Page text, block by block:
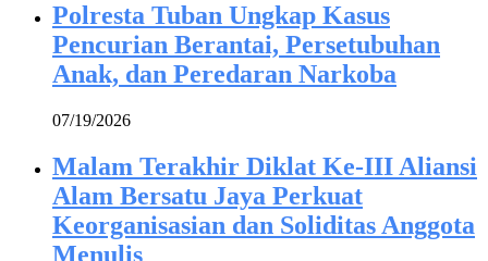
Polresta Tuban Ungkap Kasus
Pencurian Berantai, Persetubuhan
Anak, dan Peredaran Narkoba
07/19/2026
Malam Terakhir Diklat Ke-III Aliansi
Alam Bersatu Jaya Perkuat
Keorganisasian dan Soliditas Anggota
Menulis